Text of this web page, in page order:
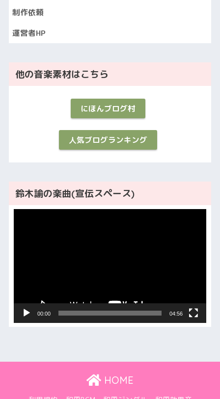
制作依頼
運営者HP
他の音楽素材はこちら
にほんブログ村
人気ブログランキング
鈴木諭の楽曲(宣伝スペース)
00:00 04:56
HOME